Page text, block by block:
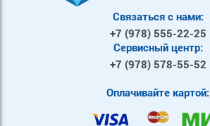
Связаться с нами:
+7 (978) 555-22-25
Сервисный центр:
+7 (978) 578-55-52
Оплачивайте картой: